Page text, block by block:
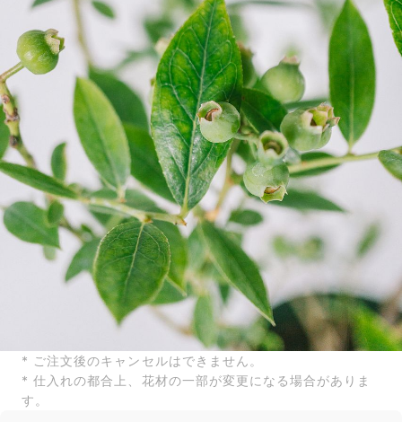
* ご注文後のキャンセルはできません。
* 仕入れの都合上、花材の一部が変更になる場合がありま
す。